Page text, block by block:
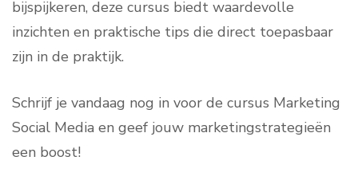
bijspijkeren, deze cursus biedt waardevolle
inzichten en praktische tips die direct toepasbaar
zijn in de praktijk.
Schrijf je vandaag nog in voor de cursus Marketing
Social Media en geef jouw marketingstrategieën
een boost!